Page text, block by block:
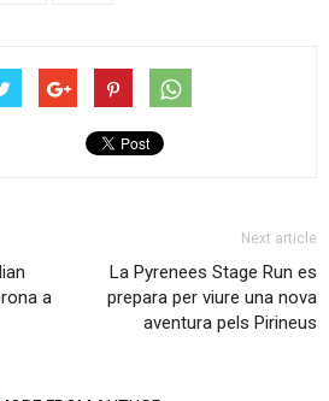
a
Next article
La Pyrenees Stage Run es
prepara per viure una nova
aventura pels Pirineus